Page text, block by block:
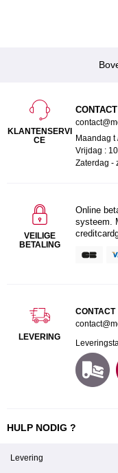
KLANTENSERVI
CE
CONTACT
Maandag
Vrijdag :
Zaterdag -
VEILIGE
BETALING
Online
systeem.
LEVERING
CONTACT
HULP NODIG ?
Levering